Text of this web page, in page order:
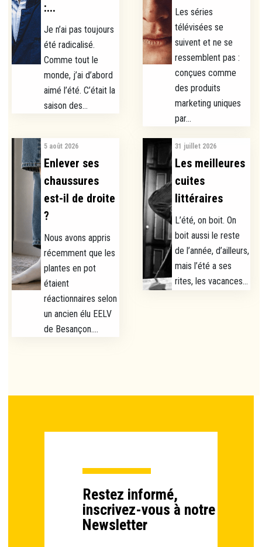
:...
Je n’ai pas toujours
été radicalisé.
Comme tout le
monde, j’ai d’abord
aimé l’été. C’était la
saison des...
Les séries
télévisées se
suivent et ne se
ressemblent pas :
conçues comme
des produits
marketing uniques
par...
5 août 2026
Enlever ses
chaussures
est-il de droite
?
Nous avons appris
récemment que les
plantes en pot
étaient
réactionnaires selon
un ancien élu EELV
de Besançon....
31 juillet 2026
Les meilleures
cuites
littéraires
L’été, on boit. On
boit aussi le reste
de l’année, d’ailleurs,
mais l’été a ses
rites, les vacances...
Restez informé,
inscrivez-vous à notre
Newsletter